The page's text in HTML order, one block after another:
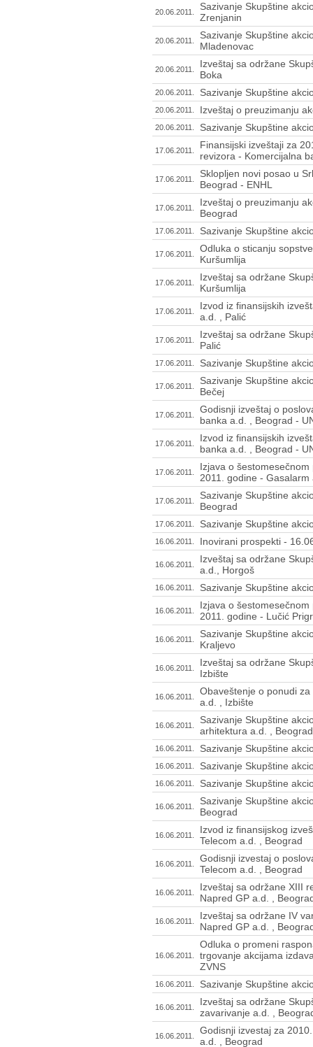
20.06.2011.
Sazivanje Skupštine
Zrenjanin
20.06.2011.
Sazivanje Skupštine
Mladenovac
20.06.2011.
Izveštaj sa održane
Boka
20.06.2011. Sazivanje Skupštine
20.06.2011. Izveštaj o preuzimanju
20.06.2011. Sazivanje Skupštine
17.06.2011.
Finansijski izveštaji za
revizora - Komercijalna
17.06.2011.
Sklopljen novi posao u
Beograd - ENHL
17.06.2011.
Izveštaj o preuzimanju
Beograd
17.06.2011. Sazivanje Skupštine
17.06.2011.
Odluka o sticanju
Kuršumlija
17.06.2011.
Izveštaj sa održane
Kuršumlija
17.06.2011.
Izvod iz finansijskih
a.d. , Palić
17.06.2011.
Izveštaj sa održane
Palić
17.06.2011. Sazivanje Skupštine
17.06.2011.
Sazivanje Skupštine
Bečej
17.06.2011.
Godisnji izveštaj o
banka a.d. , Beograd -
17.06.2011.
Izvod iz finansijskih
banka a.d. , Beograd -
17.06.2011.
Izjava o
2011. godine -
17.06.2011.
Sazivanje Skupštine
Beograd
17.06.2011. Sazivanje Skupštine
16.06.2011. Inovirani prospekti -
16.06.2011.
Izveštaj sa održane
a.d., Horgoš
16.06.2011. Sazivanje Skupštine
16.06.2011.
Izjava o
2011. godine - Lučić
16.06.2011.
Sazivanje Skupštine
Kraljevo
16.06.2011.
Izveštaj sa održane
Izbište
16.06.2011.
Obaveštenje o ponudi
a.d. , Izbište
16.06.2011.
Sazivanje Skupštine
arhitektura a.d. , Beograd
16.06.2011. Sazivanje Skupštine
16.06.2011. Sazivanje Skupštine
16.06.2011. Sazivanje Skupštine
16.06.2011.
Sazivanje Skupštine
Beograd
16.06.2011.
Izvod iz finansijskog
Telecom a.d. , Beograd
16.06.2011.
Godisnji izvestaj o
Telecom a.d. , Beograd
16.06.2011.
Izveštaj sa održane XIII
Napred GP a.d. ,
16.06.2011.
Izveštaj sa održane IV
Napred GP a.d. ,
16.06.2011.
Odluka o promeni
trgovanje akcijama
ZVNS
16.06.2011. Sazivanje Skupštine
16.06.2011.
Izveštaj sa održane
zavarivanje a.d. ,
16.06.2011.
Godisnji izvestaj za
a.d. , Beograd